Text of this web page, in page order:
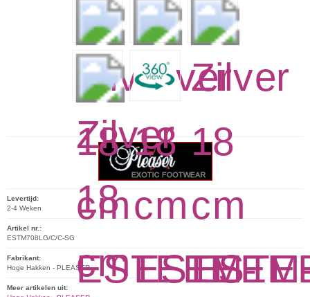
Levertijd:
2-4 Weken
Artikel nr.:
ESTM708LG/C/C-SG
Fabrikant:
Hoge Hakken - PLEASER
Meer artikelen uit: